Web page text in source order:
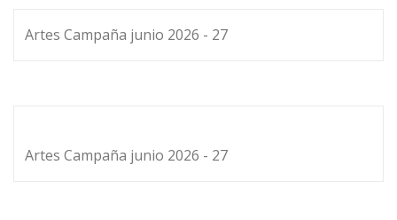
Artes Campaña junio 2026 - 27
Artes Campaña junio 2026 - 27